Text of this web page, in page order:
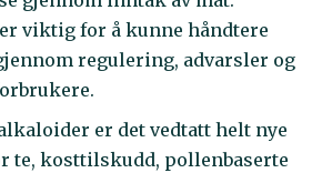
viktig for å kunne håndtere
regulering, advarsler og
er det vedtatt helt nye
te, kosttilskudd, pollenbaserte